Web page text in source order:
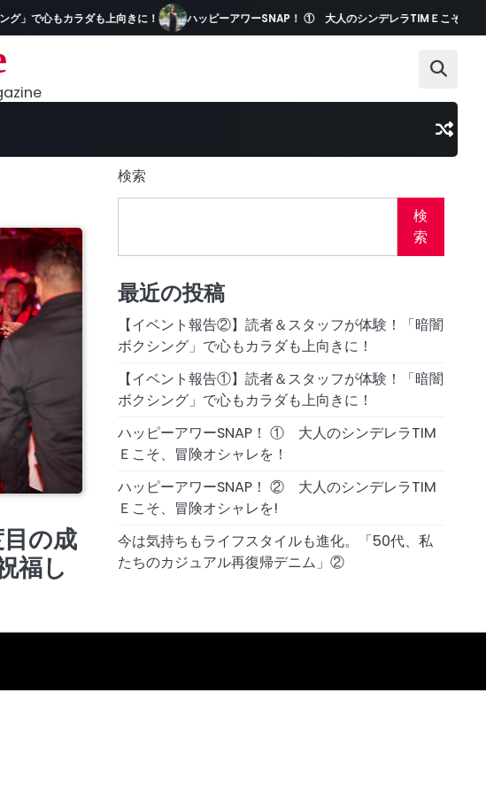
」で心もカラダも上向きに！ ハッピーアワーSNAP！ ① 大人のシンデレラTIMＥこそ、冒
の成
福し
検索
検
索
最近の投稿
【イベント報告②】読者＆スタッフが体験！「暗闇
ボクシング」で心もカラダも上向きに！
【イベント報告①】読者＆スタッフが体験！「暗闇
ボクシング」で心もカラダも上向きに！
ハッピーアワーSNAP！ ① 大人のシンデレラTIM
Ｅこそ、冒険オシャレを！
ハッピーアワーSNAP！ ② 大人のシンデレラTIM
Ｅこそ、冒険オシャレを!
今は気持ちもライフスタイルも進化。「50代、私
たちのカジュアル再復帰デニム」②